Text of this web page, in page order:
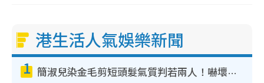
港生活人氣娛樂新聞
1 簡淑兒染金毛剪短頭髮氣質判若兩人！嚇壞老公麥大力都認唔出：「你做咩事？」